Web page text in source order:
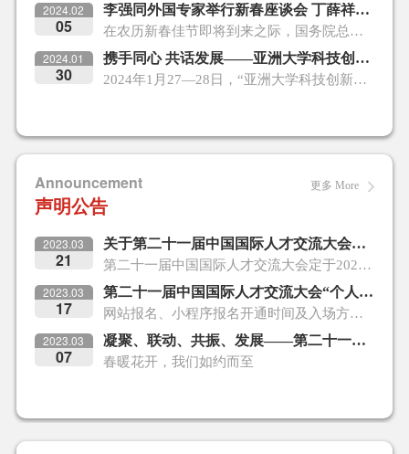
2024.02
05
李强同外国专家举行新春座谈会 丁薛祥出席
在农历新春佳节即将到来之际，国务院总理李强2月4日下午在人民大会堂亲切会见获得2023年度中国政府友谊奖和在华工作的外国专家代表，并同他们座谈交流。
2024.01
30
携手同心 共话发展——亚洲大学科技创新论坛成功举办
2024年1月27—28日，“亚洲大学科技创新论坛” 在中国香港成功举办。本次论坛由中国国际人才交流协会（CAIEP）与日本科学技术振兴机构（JST）联合主办。来自中国（包括香港、澳门地区）的11所大学、日本的10所大学以及亚洲其他7个国家的8所大学的29位校长（副校长）齐聚一堂，共同探讨亚洲大学在教育、科技和人才领域深化友好合作的美好前景。
Announcement
声明公告
更多 More
2023.03
21
关于第二十一届中国国际人才交流大会广告申请有关事宜的通知
第二十一届中国国际人才交流大会定于2023年4月15至16日在深圳举办，为合理规划本届大会广告布置工作，支持各单位通过大会平台加大宣传力度，现将本届大会若干广告位向各需求单位开放申请。
2023.03
17
第二十一届中国国际人才交流大会“个人观众报名”开通时间
网站报名、小程序报名开通时间及入场方式。
2023.03
07
凝聚、联动、共振、发展——第二十一届中国国际人才交流大会主视觉全新出炉！
春暖花开，我们如约而至